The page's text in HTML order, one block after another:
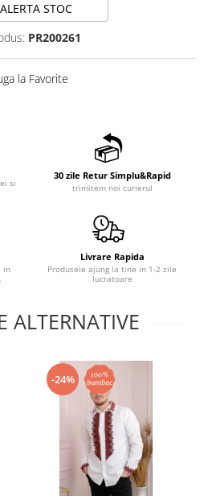
ALERTA STOC
PR200261
la Favorite
si
30 zile Retur Simplu&Rapid
trimitem noi curierul
in
Livrare Rapida
Produsele ajung la tine in 1-2 zile
lucratoare
ALTERNATIVE
-24%